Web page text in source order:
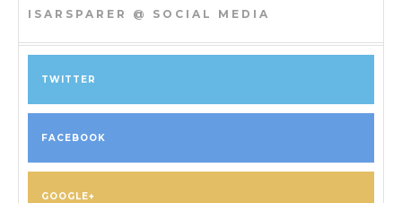
ISARSPARER @ SOCIAL MEDIA
TWITTER
FACEBOOK
GOOGLE+